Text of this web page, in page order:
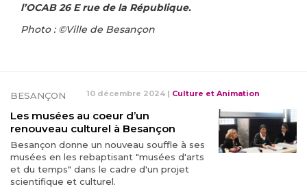
l’OCAB 26 E rue de la République.
Photo : ©Ville de Besançon
BESANÇON 10 décembre 2024 | Culture et Animation
Les musées au coeur d’un
renouveau culturel à Besançon
Besançon donne un nouveau souffle à ses
musées en les rebaptisant "musées d'arts
et du temps" dans le cadre d'un projet
scientifique et culturel.